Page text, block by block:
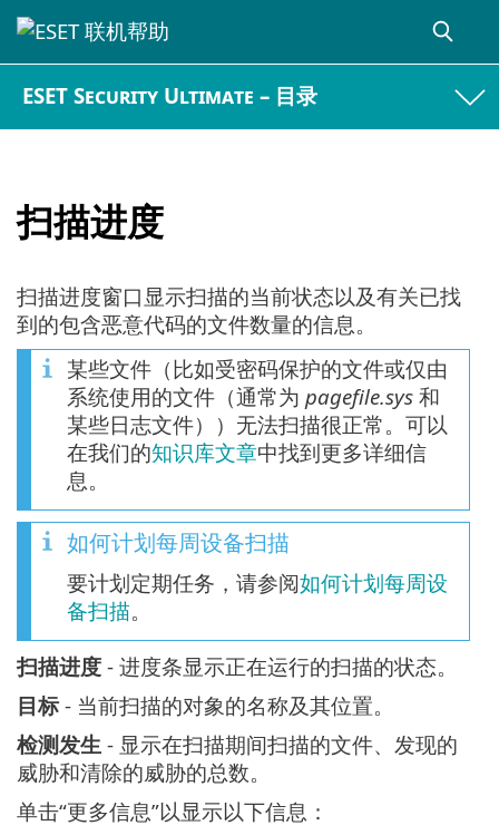
ESET Security Ultimate – 目录
扫描进度
扫描进度窗口显示扫描的当前状态以及有关已找
到的包含恶意代码的文件数量的信息。
某些文件（比如受密码保护的文件或仅由
系统使用的文件（通常为 pagefile.sys 和
某些日志文件））无法扫描很正常。可以
在我们的知识库文章中找到更多详细信
息。
如何计划每周设备扫描
要计划定期任务，请参阅如何计划每周设
备扫描。
扫描进度 - 进度条显示正在运行的扫描的状态。
目标 - 当前扫描的对象的名称及其位置。
检测发生 - 显示在扫描期间扫描的文件、发现的
威胁和清除的威胁的总数。
单击“更多信息”以显示以下信息：